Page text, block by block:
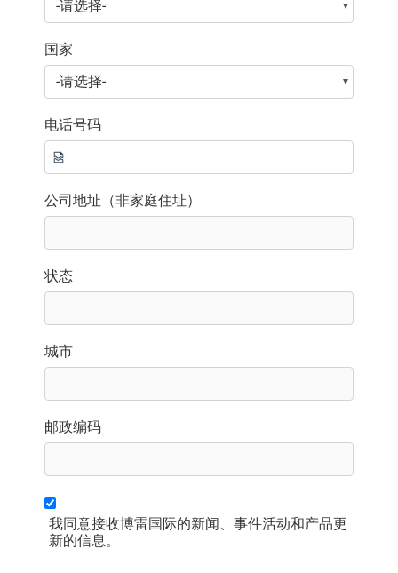
国家
电话号码
公司地址（非家庭住址）
状态
城市
邮政编码
我同意接收博雷国际的新闻、事件活动和产品更
新的信息。